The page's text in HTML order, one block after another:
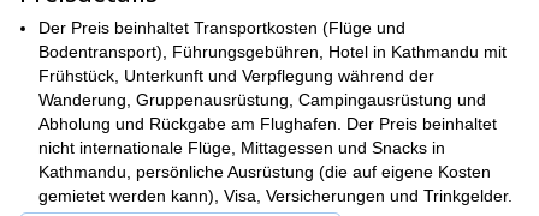
Darüber hinaus wird die Zeit, die Sie in diesen Orten mit dem
Training verbringen, Ihnen auch helfen, sichrichtig zu
akklimatisieren, was entscheidend ist, wenn man einen so
enormen Gipfel wie denMera Peak besteigt.
Während der gesamten Wanderung werden wir mehrere Städte,
Dörfer und Gemeinden besuchen. Dies gibt Ihnen die
Möglichkeit, nicht nur einen Einblick in das lokaleNepalzu
bekommen, sondern auch Zeit dort zu verbringen. So haben Sie
Der Preis beinhaltet Transportkosten (Flüge und
Bodentransport), Führungsgebühren, Hotel in Kathmandu mit
Frühstück, Unterkunft und Verpflegung während der
Wanderung, Gruppenausrüstung, Campingausrüstung und
Abholung und Rückgabe am Flughafen. Der Preis beinhaltet
nicht internationale Flüge, Mittagessen und Snacks in
Kathmandu, persönliche Ausrüstung (die auf eigene Kosten
gemietet werden kann), Visa, Versicherungen und Trinkgelder.